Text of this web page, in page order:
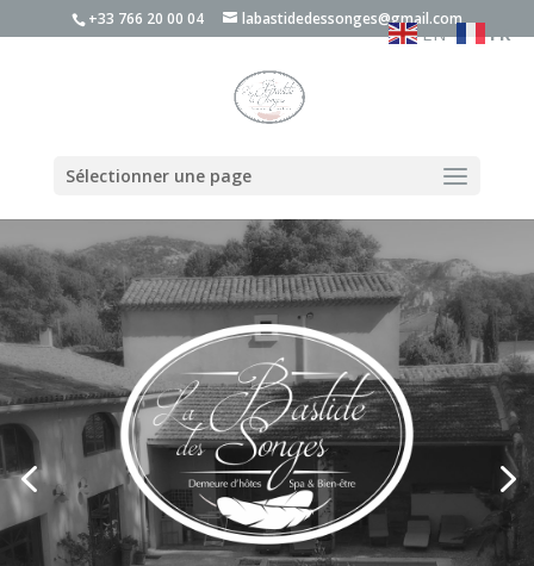
+33 766 20 00 04 labastidedessonges@gmail.com
Sélectionner une page
EN FR